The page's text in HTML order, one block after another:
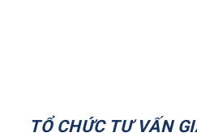
TỔ CHỨC TƯ VẤN